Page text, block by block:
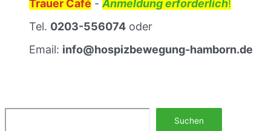
m
s
r
n
Trauer Café -Anmeldung erforderlich!
Tel. 0203-556074 oder
Email: info@hospizbewegung-hamborn.de
Suchen